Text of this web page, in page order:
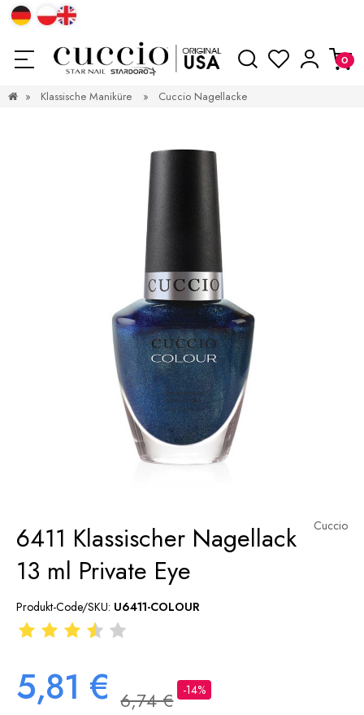
» Klassische Maniküre » Cuccio Nagellacke
Cuccio
6411 Klassischer Nagellack
13 ml Private Eye
Produkt-Code/SKU: U6411-COLOUR
5,81 € 6,74 € -14%